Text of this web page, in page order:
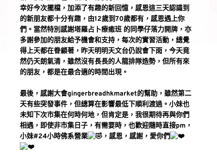
幸好今次擺檔，加添了有趣的新回憶，感恩這三天認識到
的新朋友都十分有趣，由12歲到70歲都有，感恩遇上你
們。當然特別感謝塔羅占卜療癒班 的同學仔落力開牌，亦
多謝參加的朋友給予機會和支持，每次的實習活動，總覺
得上天都在眷顧著，昨天明明天文台仍說會下雨，今天竟
然仍天朗氣清，雖然沒有長長的人龍排隊造勢，但所有來
的朋友，都是在最合適的時間出現。
最後，感謝大會gingerbreadhkmarket的幫助，雖然第二
天有些突發事件，但總算在影響最低下順利渡過。小妹也
未知下次市集在何時何地，但肯定是，我很期待再與你們
相遇，即使非市集日子，有需要時，也歡迎隨時直接pm，
小妹#24小時佛系營業
，感恩，感謝，愛你們